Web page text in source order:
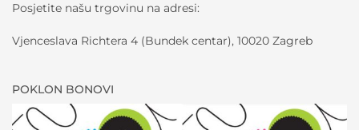
Posjetite našu trgovinu na adresi:
Vjenceslava Richtera 4 (Bundek centar), 10020 Zagreb
POKLON BONOVI